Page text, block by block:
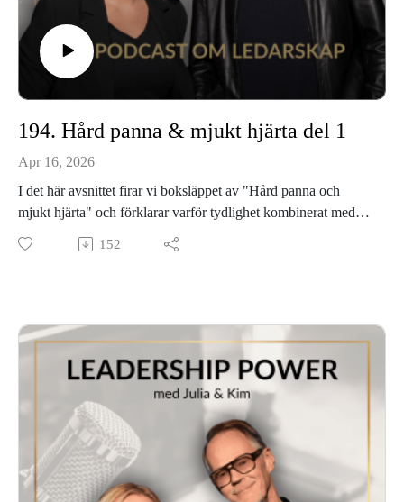
194. Hård panna & mjukt hjärta del 1
Apr 16, 2026
I det här avsnittet firar vi boksläppet av "Hård panna och
mjukt hjärta" och förklarar varför tydlighet kombinerat med
medkänsla är avgörande för hållbart ledarskap.
Vi fördjupar oss i den första dimensionen, fokus: hur du sätter
Är du intresserad av att köpa boken så finns den här:
Vår hemsida: www.leadershippower.se
152